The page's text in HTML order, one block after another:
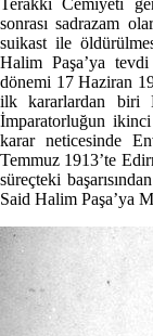
sonrası sadrazam
suikast ile
Halim Paşa’ya
dönemi 17 Haziran
ilk kararlardan biri
İmparatorluğun ikinci
karar neticesinde
Temmuz 1913’te
süreçteki
Said Halim Paşa’ya